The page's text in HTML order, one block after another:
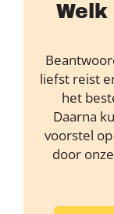
liefst reist
het
Daarna
voorstel
door